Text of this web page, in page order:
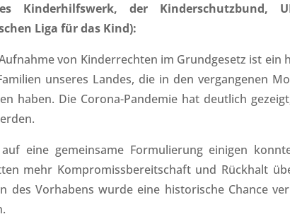
Kinderhilfswerk, der Kinderschutzbund,
Liga für das Kind):
von Kinderrechten im Grundgesetz ist ein
unseres Landes, die in den vergangenen
haben. Die Corona-Pandemie hat deutlich
eine gemeinsame Formulierung einigen
mehr Kompromissbereitschaft und Rückhalt
des Vorhabens wurde eine historische Chance